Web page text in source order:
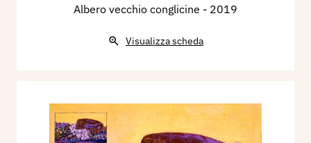
Albero vecchio conglicine - 2019
Visualizza scheda